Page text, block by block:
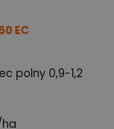
EC
polny 0,9-1,2